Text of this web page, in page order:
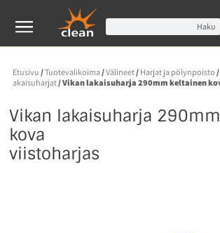
Haku
Etusivu /Tuotevalikoima/Välineet/ Harjat ja pölynpoisto /
akaisuharjat/ Vikan lakaisuharja 290mm keltainen
Vikan lakaisuharja
kova
viistoharjas